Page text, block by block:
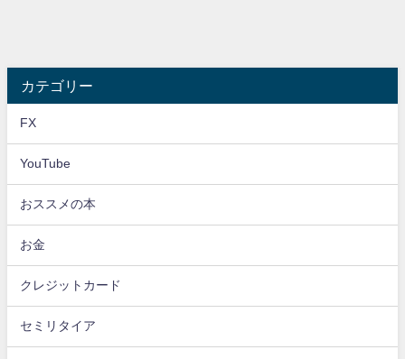
カテゴリー
FX
YouTube
おススメの本
お金
クレジットカード
セミリタイア